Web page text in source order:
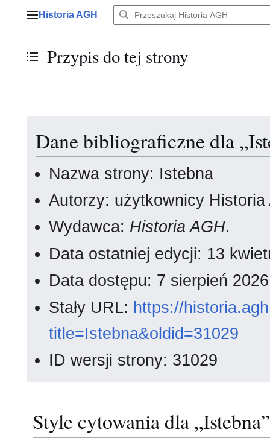
Menu główne
Historia AGH
Przełącz stan spisu treści
Przypis do tej strony
Dane bibliograficzne dla
Nazwa strony: Istebna
Autorzy: użytkownicy Historia
Wydawca: Historia AGH.
Data ostatniej edycji: 13
Data dostępu: 7 sierpień
Stały URL: https://
title=Istebna&oldid=31029
ID wersji strony: 31029
Style cytowania dla „Istebna”